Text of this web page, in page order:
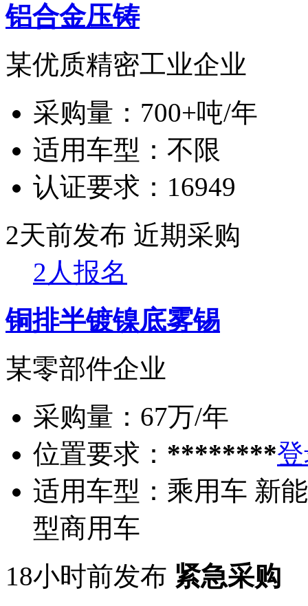
铝合金压铸
某优质精密工业企业
采购量： 700+吨/年
适用车型： 不限
认证要求： 16949
2天前发布 近期采购
2人报名
铜排半镀镍底雾锡
某零部件企业
采购量： 67万/年
位置要求： ********
适用车型： 乘用车 新
型商用车
18小时前发布 紧急采购